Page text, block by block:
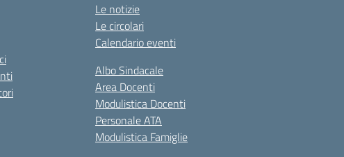
Le notizie
Le circolari
Calendario eventi
Albo Sindacale
Area Docenti
Modulistica Docenti
Personale ATA
Modulistica Famiglie